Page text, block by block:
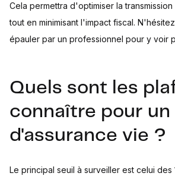
Cela permettra d'optimiser la
tout en minimisant l'impact fiscal.
épauler par un professionnel pour y voir
Quels sont les
connaître pour un
d'assurance vie ?
Le principal seuil à surveiller est celui